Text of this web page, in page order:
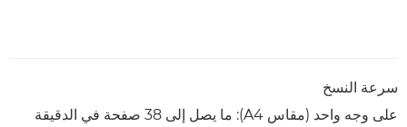
سرعة النسخ
على وجه واحد (مقاس A4): ما يصل إلى 38 صفحة في الدقيقة